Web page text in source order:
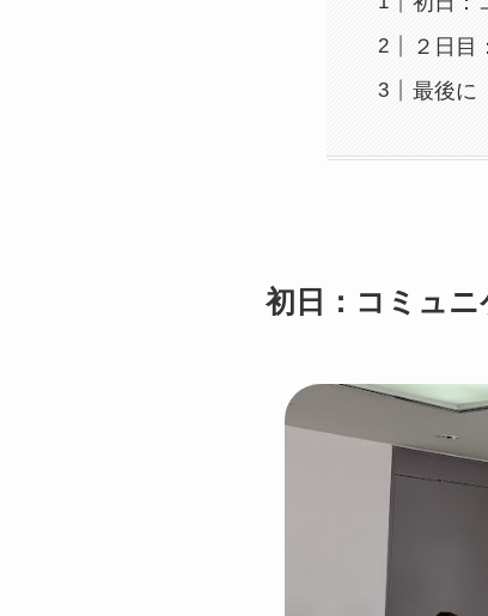
２日目
最後に
初日：コミュ